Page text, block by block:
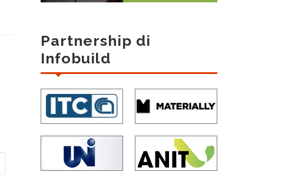
Partnership di
Infobuild